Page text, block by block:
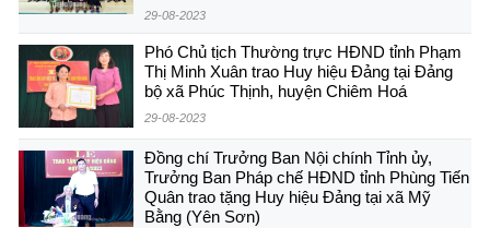
29-08-2023
Phó Chủ tịch Thường trực HĐND tỉnh Phạm
Thị Minh Xuân trao Huy hiệu Đảng tại Đảng
bộ xã Phúc Thịnh, huyện Chiêm Hoá
29-08-2023
Đồng chí Trưởng Ban Nội chính Tỉnh ủy,
Trưởng Ban Pháp chế HĐND tỉnh Phùng Tiến
Quân trao tặng Huy hiệu Đảng tại xã Mỹ
Bằng (Yên Sơn)